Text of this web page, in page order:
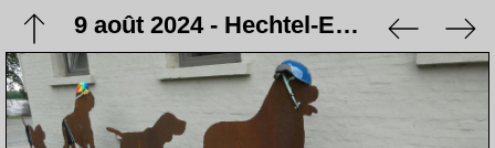
9 août 2024 - Hechtel-Eksel - Balade à vélo avec Pascal à Hechtel-Eksel